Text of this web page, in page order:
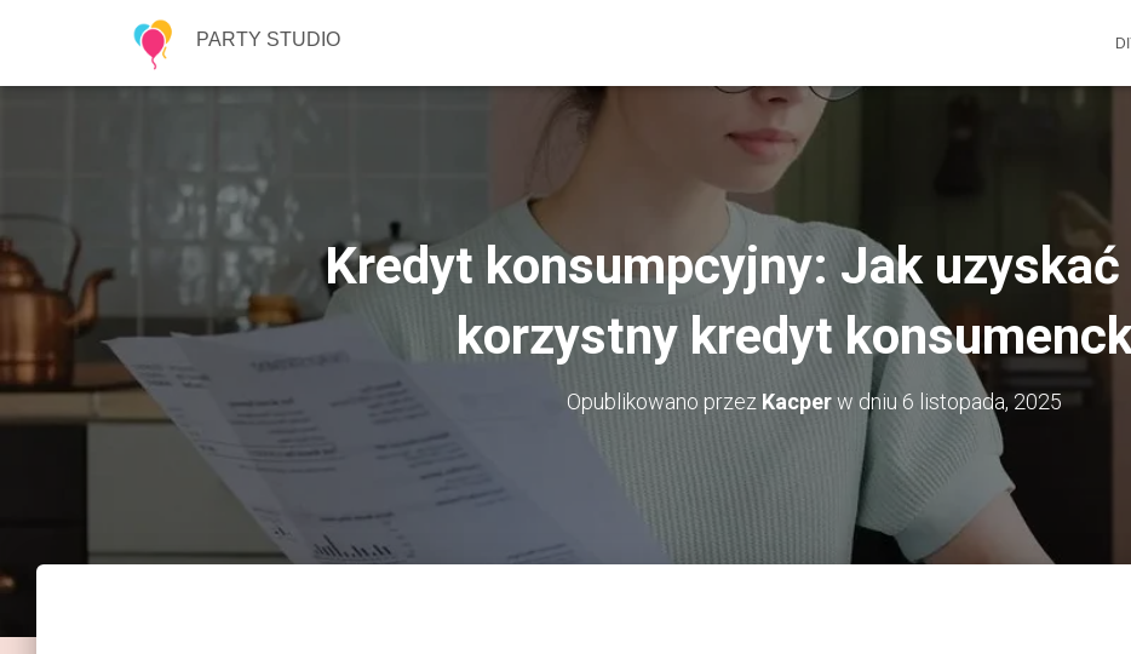
PARTY STUDIO
Kredyt konsumpcyjny: Jak
korzystny kredyt
Opublikowano przez Kacperw dniu 6 listopada, 2025